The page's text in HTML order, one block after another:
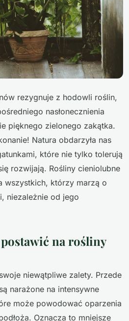
rezygnuje z hodowli roślin,
nasłonecznienia
pięknego zielonego zakątka.
Natura obdarzyła nas
które nie tylko tolerują
rozwijają. Rośliny cieniolubne
wszystkich, którzy marzą o
niezależnie od jego
na rośliny
niewątpliwe zalety. Przede
narażone na intensywne
może powodować oparzenia
Oznacza to mniejsze